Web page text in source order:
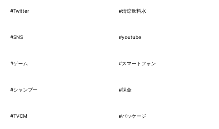
#Twitter #清涼飲料水
#SNS #youtube
#ゲーム #スマートフォン
#シャンプー #課金
#TVCM #パッケージ